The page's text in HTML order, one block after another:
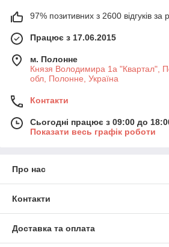
97% позитивних з 2600 відгуків за
Працює з 17.06.2015
м. Полонне
Князя Володимира 1а "Квартал",
обл, Полонне, Україна
Контакти
Сьогодні працює з 09:00 до
Показати весь графік роботи
Про нас
Контакти
Доставка та оплата